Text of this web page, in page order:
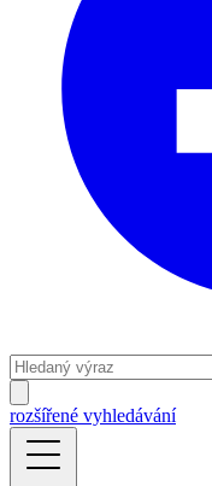
rozšířené vyhledávání